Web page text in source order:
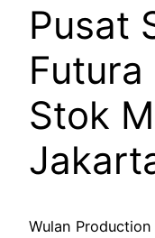
Pusat
Futura
Stok
Wulan